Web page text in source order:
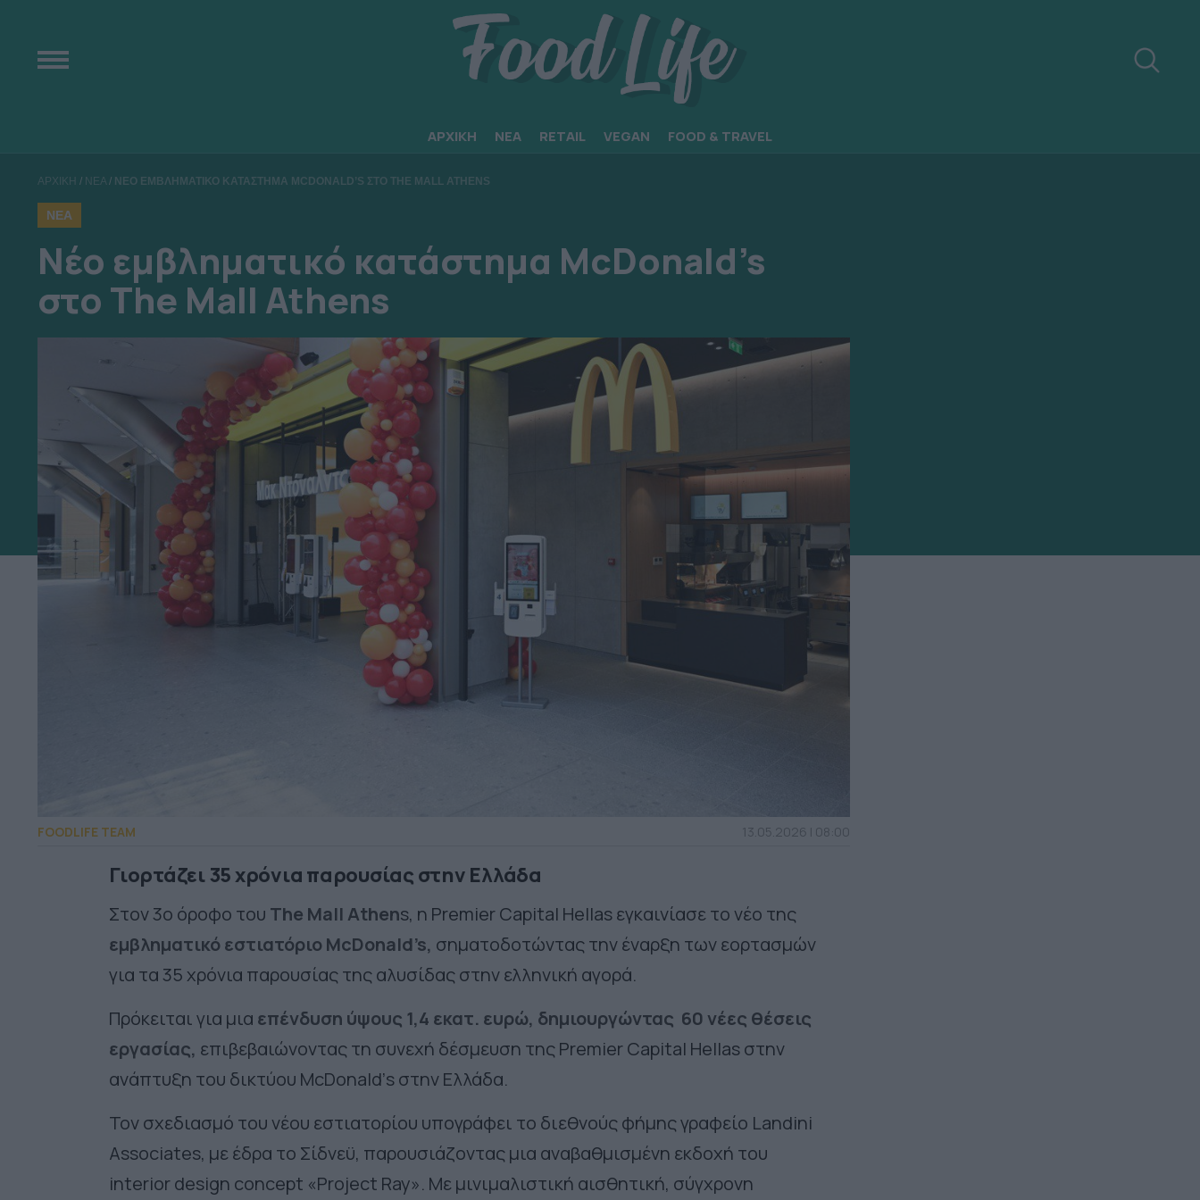
ΑΡΧΙΚΗ ΝΕΑ RETAIL VEGAN FOOD & TRAVEL
ΑΡΧΙΚΗ / ΝΕΑ/ ΝΕΟ ΕΜΒΛΗΜΑΤΙΚΟ ΚΑΤΑΣΤΗΜΑ MCDONALD’S ΣΤΟ THE MALL ATHENS
ΝΕΑ
Νέο εμβληματικό κατάστημα McDonald’s
στο The Mall Athens
FOODLIFE TEAM 13.05.2026 | 08:00
Γιορτάζει 35 χρόνια παρουσίας στην Ελλάδα
Στον 3ο όροφο του The Mall Athens, η Premier Capital Hellas εγκαινίασε το νέο της
εμβληματικό εστιατόριο McDonald’s, σηματοδοτώντας την έναρξη των εορτασμών
για τα 35 χρόνια παρουσίας της αλυσίδαςστην ελληνική αγορά.
Πρόκειται για μια επένδυση ύψους 1,4 εκατ. ευρώ, δημιουργώντας 60 νέες θέσεις
εργασίας, επιβεβαιώνοντας τη συνεχή δέσμευση τηςPremierCapital Hellasστην
ανάπτυξη του δικτύου McDonald’sστην Ελλάδα.
Τον σχεδιασμό του νέου εστιατορίου υπογράφει το διεθνούς φήμης γραφείο Landini
Associates, με έδρα το Σίδνεϋ, παρουσιάζοντας μια αναβαθμισμένη εκδοχή του
interior design concept «Project Ray». Με μινιμαλιστική αισθητική, σύγχρονη